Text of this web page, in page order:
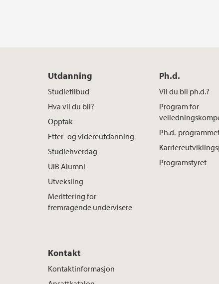
Utdanning
Studietilbud
Hva vil du bli?
Opptak
Etter- og videreutdanning
Studiehverdag
UiB Alumni
Utveksling
Merittering for
fremragende undervisere
Ph.d.
Vil du bli ph.d.?
Program for
Ph.d.-
Programstyret
Kontakt
Kontaktinformasjon